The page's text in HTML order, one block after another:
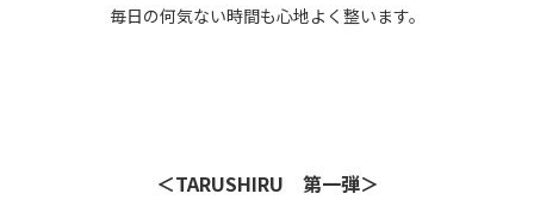
毎日の何気ない時間も心地よく整います。
＜TARUSHIRU 第一弾＞